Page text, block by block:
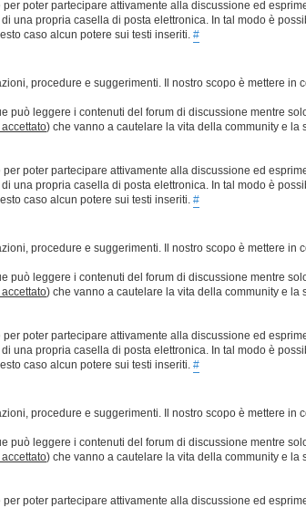
poter partecipare attivamente alla discussione ed
una propria casella di posta elettronica. In tal modo è
caso alcun potere sui testi inseriti. #
procedure e suggerimenti. Il nostro scopo è mettere
leggere i contenuti del forum di discussione mentre
) che vanno a cautelare la vita della community e la
poter partecipare attivamente alla discussione ed
una propria casella di posta elettronica. In tal modo è
caso alcun potere sui testi inseriti. #
procedure e suggerimenti. Il nostro scopo è mettere
leggere i contenuti del forum di discussione mentre
) che vanno a cautelare la vita della community e la
poter partecipare attivamente alla discussione ed
una propria casella di posta elettronica. In tal modo è
caso alcun potere sui testi inseriti. #
procedure e suggerimenti. Il nostro scopo è mettere
leggere i contenuti del forum di discussione mentre
) che vanno a cautelare la vita della community e la
poter partecipare attivamente alla discussione ed